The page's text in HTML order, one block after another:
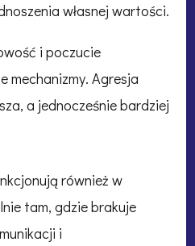
własnej wartości.
i poczucie
mechanizmy. Agresja
a jednocześnie bardziej
również w
tam, gdzie brakuje
i